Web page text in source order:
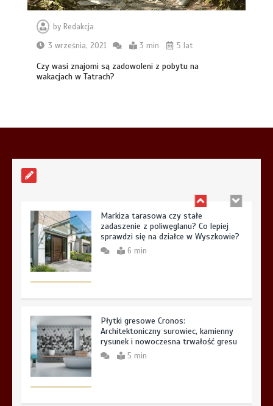
by Redakcja
3 września, 2021
3 min 5 lat
Czy wasi znajomi są zadowoleni z pobytu na
wakacjach w Tatrach?
Systemy cichego domyku i otwierania
6 min
Markiza tarasowa czy stałe
zadaszenie z poliwęglanu? Co lepiej
sprawdzi się na działce w Wyszkowie?
6 min
Płytki gresowe Cronos:
Architektoniczny surowiec, kamienny
rysunek i nowoczesna trwałość gresu
5 min